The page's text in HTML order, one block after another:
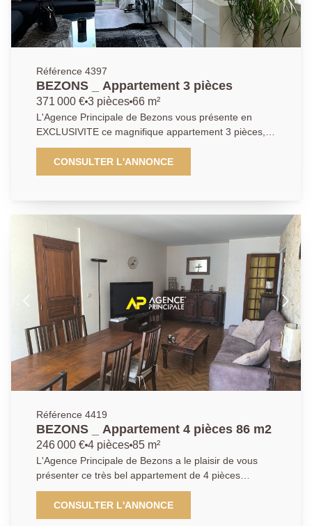
terrasse et un très agréable jardin vous permettant de
profiter des journées ensoleillées en famille.
Référence 4397
BEZONS _ Appartement 3 pièces
371 000 € 3 pièces 66 m²
L'Agence Principale de Bezons vous présente en
EXCLUSIVITE ce magnifique appartement 3 pièces, 2
chambres d'environ 67m2. Au dernier étage de la
résidence au calme avec une vue dégagée et sa
terrasse pour profiter de vos moments de détente
commerces sont accessibles à pied. La visite
commence par une entrée, des wc indépendant, une
grande chambre et une salle de douche. Une cuisine
équipée et aménagée avec de belles prestations, une
grande pièce à vivre donnant sur la terrasse avec
beaucoup de luminosité et une chambre. Une place
de parking complète la description de ce bien dans
une résidence sécurisée. Pour de plus amples
informations contactez l'Agence afin d'organiser une
visite, AP : 01 34 34 39 29
CONSULTER L'ANNONCE
Référence 4419
BEZONS _ Appartement 4 pièces 86 m2
246 000 € 4 pièces 85 m²
L'Agence Principale de Bezons a le plaisir de vous
présenter ce très bel appartement de 4 pièces
d'environ 85 m2 dans une résidence calme, sécurisée
et arborée. La visite débute par une entrée donnant
sur une agréable et lumineuse pièce de vie très bien
CONSULTER L'ANNONCE